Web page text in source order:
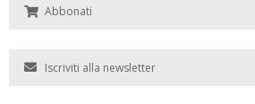
Abbonati
Iscriviti alla newsletter